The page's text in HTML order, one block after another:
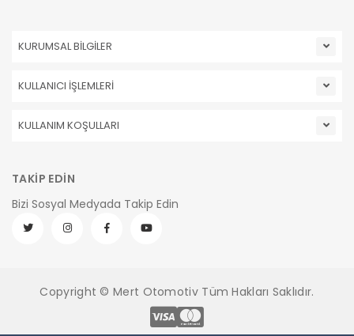
KURUMSAL BİLGİLER
KULLANICI İŞLEMLERİ
KULLANIM KOŞULLARI
TAKİP EDİN
Bizi Sosyal Medyada Takip Edin
Copyright © Mert Otomotiv Tüm Hakları Saklıdır.